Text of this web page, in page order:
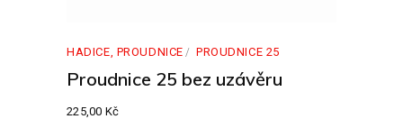
HADICE, PROUDNICE PROUDNICE 25
Proudnice 25 bez uzávěru
225,00 Kč